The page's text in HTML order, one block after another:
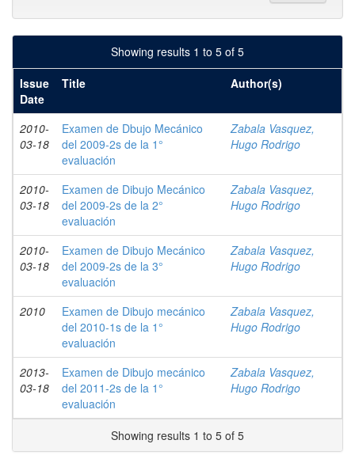
Showing results 1 to 5 of 5
Issue
Date
Title Author(s)
2010-
03-18
Examen de Dbujo Mecánico
del 2009-2s de la 1°
evaluación
Zabala Vasquez,
Hugo Rodrigo
2010-
03-18
Examen de Dibujo Mecánico
del 2009-2s de la 2°
evaluación
Zabala Vasquez,
Hugo Rodrigo
2010-
03-18
Examen de Dibujo Mecánico
del 2009-2s de la 3°
evaluación
Zabala Vasquez,
Hugo Rodrigo
2010
Examen de Dibujo mecánico
del 2010-1s de la 1°
evaluación
Zabala Vasquez,
Hugo Rodrigo
2013-
03-18
Examen de Dibujo mecánico
del 2011-2s de la 1°
evaluación
Zabala Vasquez,
Hugo Rodrigo
Showing results 1 to 5 of 5